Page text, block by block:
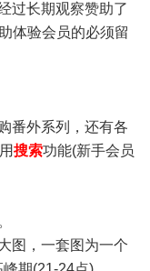
过长期观察赞助了
体验会员的必须留
番外系列，还有各
搜索功能(新手会员
图，一套图为一个